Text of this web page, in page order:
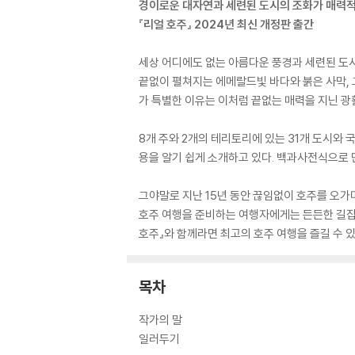
경이로운 대자연과 세련된 도시의 조화가 매력
『리얼 호주』 2024년 최신 개정판 출간
세상 어디에도 없는 아름다운 풍경과 세련된 도
끝없이 펼쳐지는 에메랄드빛 바다와 붉은 사막,
가 특별한 이유는 이처럼 끝없는 매력을 지닌
8개 주와 2개의 테리토리에 있는 31개 도시와
용을 알기 쉽게 소개하고 있다. 백과사전식으
그야말로 지난 15년 동안 끊임없이 호주를 오
호주 여행을 준비하는 여행자에게는 든든한 길
호주』와 함께라면 최고의 호주 여행을 즐길 수
목차
작가의 말
일러두기